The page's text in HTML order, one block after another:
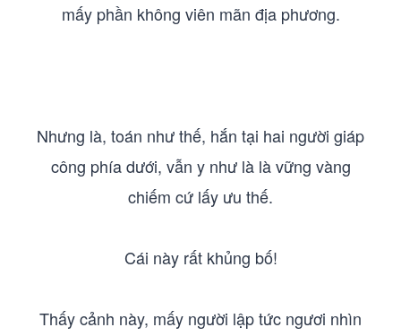
mấy phần không viên mãn địa phương.
Nhưng là, toán như thế, hắn tại hai người giáp
công phía dưới, vẫn y như là là vững vàng
chiếm cứ lấy ưu thế.
Cái này rất khủng bố!
Thấy cảnh này, mấy người lập tức ngươi nhìn